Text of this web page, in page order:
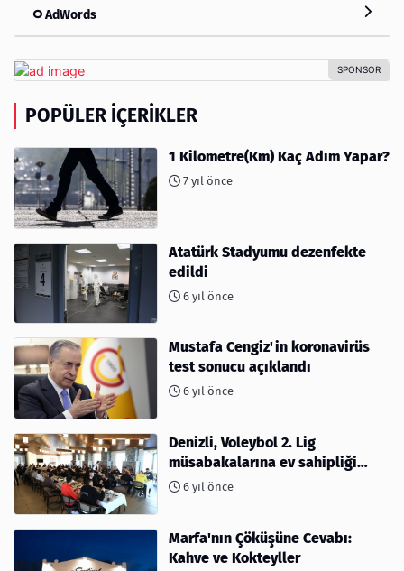
AdWords
POPÜLER İÇERIKLER
1 Kilometre(Km) Kaç Adım Yapar?
7 yıl önce
Atatürk Stadyumu dezenfekte
edildi
6 yıl önce
Mustafa Cengiz'in koronavirüs
test sonucu açıklandı
6 yıl önce
Denizli, Voleybol 2. Lig
müsabakalarına ev sahipliği
yapıyor
6 yıl önce
Marfa'nın Çöküşüne Cevabı:
Kahve ve Kokteyller